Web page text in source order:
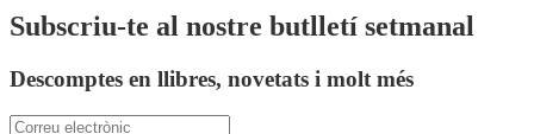
Subscriu-te al nostre butlletí setmanal
Descomptes en llibres, novetats i molt més